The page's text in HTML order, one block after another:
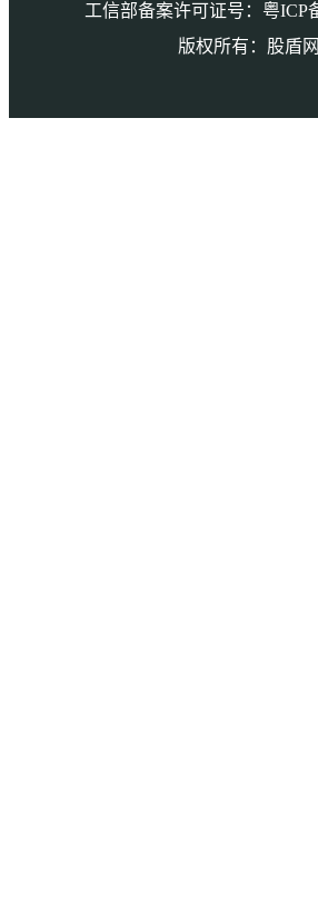
工信部备案许可证号：粤ICP
版权所有：股盾网